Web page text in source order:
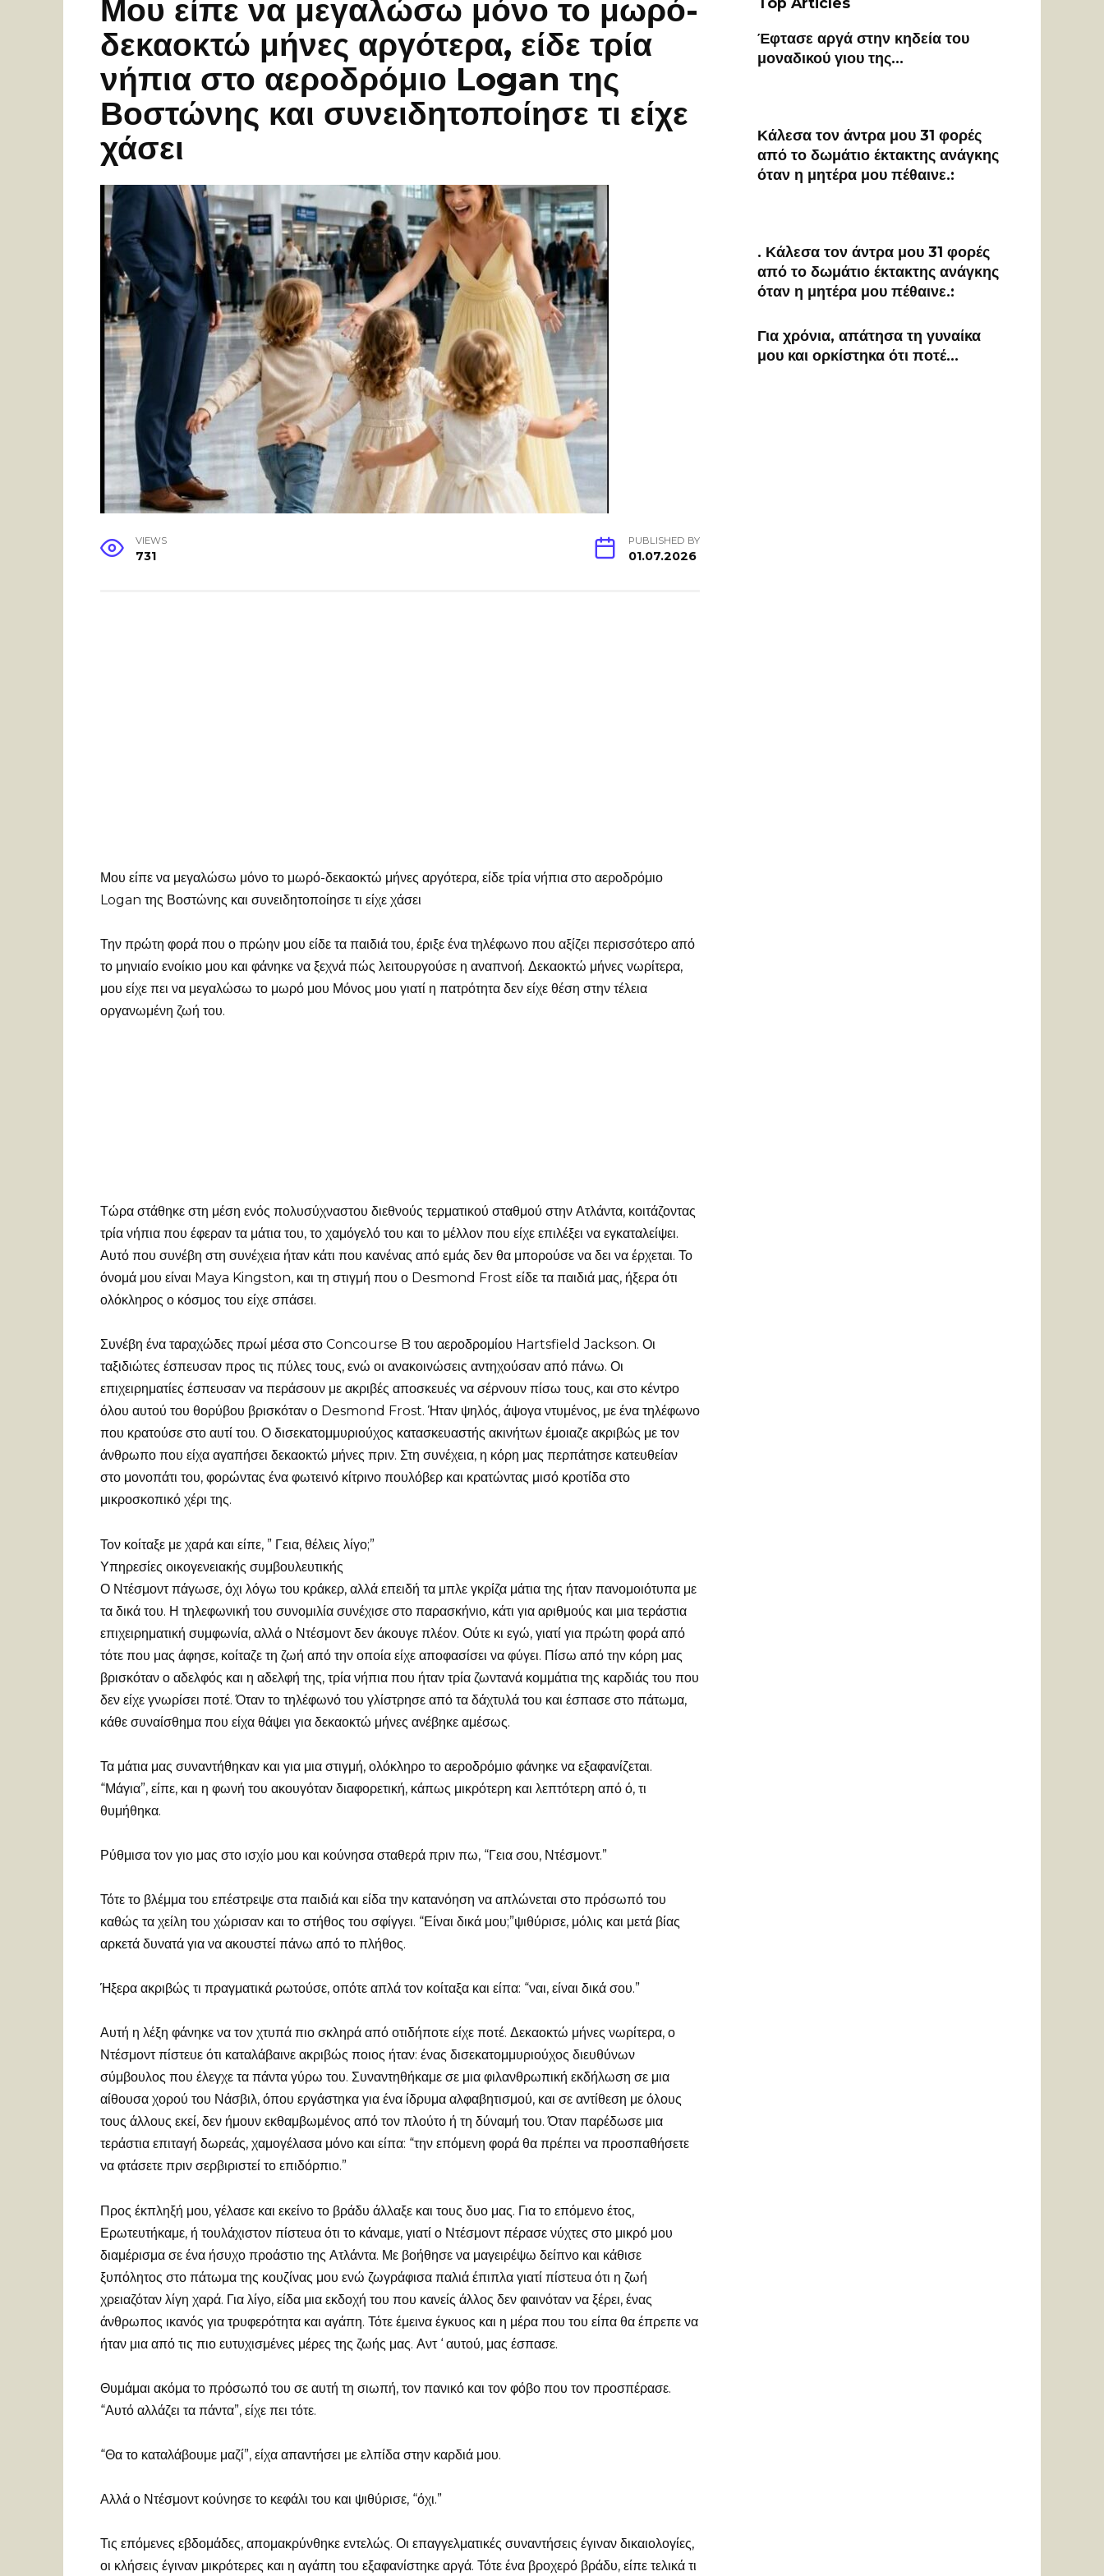
Μου είπε να μεγαλώσω μόνο το μωρό-
δεκαοκτώ μήνες αργότερα, είδε τρία
νήπια στο αεροδρόμιο Logan της
Βοστώνης και συνειδητοποίησε τι είχε
χάσει
VIEWS
731
PUBLISHED BY
01.07.2026
Μου είπε να μεγαλώσω μόνο το μωρό-δεκαοκτώ μήνες αργότερα, είδε τρία νήπια στο αεροδρόμιο
Logan της Βοστώνης και συνειδητοποίησε τι είχε χάσει
Την πρώτη φορά που ο πρώην μου είδε τα παιδιά του, έριξε ένα τηλέφωνο που αξίζει περισσότερο από
το μηνιαίο ενοίκιο μου και φάνηκε να ξεχνά πώς λειτουργούσε η αναπνοή. Δεκαοκτώ μήνες νωρίτερα,
μου είχε πει να μεγαλώσω το μωρό μου Μόνος μου γιατί η πατρότητα δεν είχε θέση στην τέλεια
οργανωμένη ζωή του.
Τώρα στάθηκε στη μέση ενός πολυσύχναστου διεθνούς τερματικού σταθμού στην Ατλάντα, κοιτάζοντας
τρία νήπια που έφεραν τα μάτια του, το χαμόγελό του και το μέλλον που είχε επιλέξει να εγκαταλείψει.
Αυτό που συνέβη στη συνέχεια ήταν κάτι που κανένας από εμάς δεν θα μπορούσε να δει να έρχεται. Το
όνομά μου είναι Maya Kingston, και τη στιγμή που ο Desmond Frost είδε τα παιδιά μας, ήξερα ότι
ολόκληρος ο κόσμος του είχε σπάσει.
Συνέβη ένα ταραχώδες πρωί μέσα στο Concourse B του αεροδρομίου Hartsfield Jackson. Οι
ταξιδιώτες έσπευσαν προς τις πύλες τους, ενώ οι ανακοινώσεις αντηχούσαν από πάνω. Οι
επιχειρηματίες έσπευσαν να περάσουν με ακριβές αποσκευές να σέρνουν πίσω τους, και στο κέντρο
όλου αυτού του θορύβου βρισκόταν ο Desmond Frost. Ήταν ψηλός, άψογα ντυμένος, με ένα τηλέφωνο
που κρατούσε στο αυτί του. Ο δισεκατομμυριούχος κατασκευαστής ακινήτων έμοιαζε ακριβώς με τον
άνθρωπο που είχα αγαπήσει δεκαοκτώ μήνες πριν. Στη συνέχεια, η κόρη μας περπάτησε κατευθείαν
στο μονοπάτι του, φορώντας ένα φωτεινό κίτρινο πουλόβερ και κρατώντας μισό κροτίδα στο
μικροσκοπικό χέρι της.
Τον κοίταξε με χαρά και είπε, ” Γεια, θέλεις λίγο;”
Υπηρεσίες οικογενειακής συμβουλευτικής
Ο Ντέσμοντ πάγωσε, όχι λόγω του κράκερ, αλλά επειδή τα μπλε γκρίζα μάτια της ήταν πανομοιότυπα με
τα δικά του. Η τηλεφωνική του συνομιλία συνέχισε στο παρασκήνιο, κάτι για αριθμούς και μια τεράστια
επιχειρηματική συμφωνία, αλλά ο Ντέσμοντ δεν άκουγε πλέον. Ούτε κι εγώ, γιατί για πρώτη φορά από
τότε που μας άφησε, κοίταζε τη ζωή από την οποία είχε αποφασίσει να φύγει. Πίσω από την κόρη μας
βρισκόταν ο αδελφός και η αδελφή της, τρία νήπια που ήταν τρία ζωντανά κομμάτια της καρδιάς του που
δεν είχε γνωρίσει ποτέ. Όταν το τηλέφωνό του γλίστρησε από τα δάχτυλά του και έσπασε στο πάτωμα,
κάθε συναίσθημα που είχα θάψει για δεκαοκτώ μήνες ανέβηκε αμέσως.
Τα μάτια μας συναντήθηκαν και για μια στιγμή, ολόκληρο το αεροδρόμιο φάνηκε να εξαφανίζεται.
“Μάγια”, είπε, και η φωνή του ακουγόταν διαφορετική, κάπως μικρότερη και λεπτότερη από ό, τι
θυμήθηκα.
Ρύθμισα τον γιο μας στο ισχίο μου και κούνησα σταθερά πριν πω, “Γεια σου, Ντέσμοντ.”
Τότε το βλέμμα του επέστρεψε στα παιδιά και είδα την κατανόηση να απλώνεται στο πρόσωπό του
καθώς τα χείλη του χώρισαν και το στήθος του σφίγγει. “Είναι δικά μου;”ψιθύρισε, μόλις και μετά βίας
αρκετά δυνατά για να ακουστεί πάνω από το πλήθος.
Ήξερα ακριβώς τι πραγματικά ρωτούσε, οπότε απλά τον κοίταξα και είπα: “ναι, είναι δικά σου.”
Αυτή η λέξη φάνηκε να τον χτυπά πιο σκληρά από οτιδήποτε είχε ποτέ. Δεκαοκτώ μήνες νωρίτερα, ο
Ντέσμοντ πίστευε ότι καταλάβαινε ακριβώς ποιος ήταν: ένας δισεκατομμυριούχος διευθύνων
σύμβουλος που έλεγχε τα πάντα γύρω του. Συναντηθήκαμε σε μια φιλανθρωπική εκδήλωση σε μια
αίθουσα χορού του Νάσβιλ, όπου εργάστηκα για ένα ίδρυμα αλφαβητισμού, και σε αντίθεση με όλους
τους άλλους εκεί, δεν ήμουν εκθαμβωμένος από τον πλούτο ή τη δύναμή του. Όταν παρέδωσε μια
τεράστια επιταγή δωρεάς, χαμογέλασα μόνο και είπα: “την επόμενη φορά θα πρέπει να προσπαθήσετε
να φτάσετε πριν σερβιριστεί το επιδόρπιο.”
Προς έκπληξή μου, γέλασε και εκείνο το βράδυ άλλαξε και τους δυο μας. Για το επόμενο έτος,
Ερωτευτήκαμε, ή τουλάχιστον πίστευα ότι το κάναμε, γιατί ο Ντέσμοντ πέρασε νύχτες στο μικρό μου
διαμέρισμα σε ένα ήσυχο προάστιο της Ατλάντα. Με βοήθησε να μαγειρέψω δείπνο και κάθισε
ξυπόλητος στο πάτωμα της κουζίνας μου ενώ ζωγράφισα παλιά έπιπλα γιατί πίστευα ότι η ζωή
χρειαζόταν λίγη χαρά. Για λίγο, είδα μια εκδοχή του που κανείς άλλος δεν φαινόταν να ξέρει, ένας
άνθρωπος ικανός για τρυφερότητα και αγάπη. Τότε έμεινα έγκυος και η μέρα που του είπα θα έπρεπε να
ήταν μια από τις πιο ευτυχισμένες μέρες της ζωής μας. Αντ ‘ αυτού, μας έσπασε.
Θυμάμαι ακόμα το πρόσωπό του σε αυτή τη σιωπή, τον πανικό και τον φόβο που τον προσπέρασε.
“Αυτό αλλάζει τα πάντα”, είχε πει τότε.
“Θα το καταλάβουμε μαζί”, είχα απαντήσει με ελπίδα στην καρδιά μου.
Αλλά ο Ντέσμοντ κούνησε το κεφάλι του και ψιθύρισε, “όχι.”
Τις επόμενες εβδομάδες, απομακρύνθηκε εντελώς. Οι επαγγελματικές συναντήσεις έγιναν δικαιολογίες,
οι κλήσεις έγιναν μικρότερες και η αγάπη του εξαφανίστηκε αργά. Τότε ένα βροχερό βράδυ, είπε τελικά τι
Έφτασε αργά στην κηδεία του
μοναδικού γιου της…
Κάλεσα τον άντρα μου 31 φορές
από το δωμάτιο έκτακτης ανάγκης
όταν η μητέρα μου πέθαινε.:
. Κάλεσα τον άντρα μου 31 φορές
από το δωμάτιο έκτακτης ανάγκης
όταν η μητέρα μου πέθαινε.:
Για χρόνια, απάτησα τη γυναίκα
μου και ορκίστηκα ότι ποτέ…